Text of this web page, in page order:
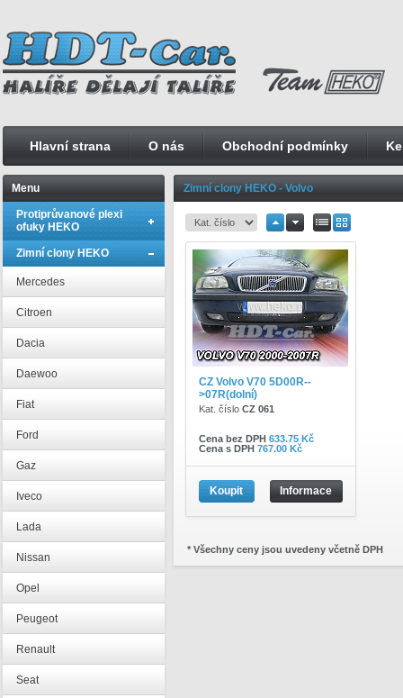
Zimní clony HEKO - Volvo
CZ Volvo V70 5D00R--
>07R(dolní)
Kat. číslo CZ 061
Cena bez DPH 633.75 Kč
Cena s DPH 767.00 Kč
Koupit Informace
* Všechny ceny jsou uvedeny včetně DPH
Menu
Protiprůvanové plexi
ofuky HEKO
Zimní clony HEKO
Mercedes
Citroen
Dacia
Daewoo
Fiat
Ford
Gaz
Iveco
Lada
Nissan
Opel
Peugeot
Renault
Seat
Hlavní strana O nás Obchodní podmínky